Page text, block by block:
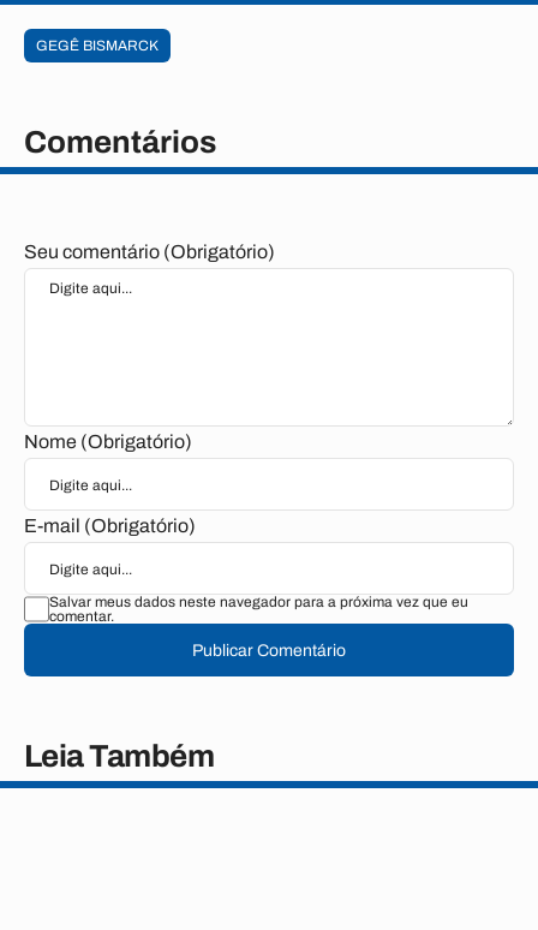
GEGÊ BISMARCK
Comentários
Seu comentário (Obrigatório)
Nome (Obrigatório)
E-mail (Obrigatório)
Salvar meus dados neste navegador para a próxima vez que eu
comentar.
Publicar Comentário
Leia Também